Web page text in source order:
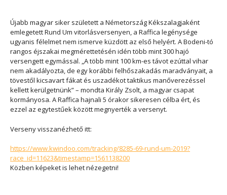
Újabb magyar siker született a Németország Kékszalagjaként
emlegetett Rund Um vitorlásversenyen, a Raffica legénysége
ugyanis félelmet nem ismerve küzdött az első helyért. A Bodeni-tó
rangos éjszakai megmérettetésén idén több mint 300 hajó
versengett egymással. „A több mint 100 km-es távot ezúttal vihar
nem akadályozta, de egy korábbi felhőszakadás maradványait, a
tövestől kicsavart fákat és uszadékot taktikus manőverezéssel
kellett kerülgetnünk” – mondta Király Zsolt, a magyar csapat
kormányosa. A Raffica hajnali 5 órakor sikeresen célba ért, és
ezzel az egytestűek között megnyerték a versenyt.
Verseny visszanézhető itt:
https://www.kwindoo.com/tracking/8285-69-rund-um-2019?
race_id=11623&timestamp=1561138200
Közben képeket is lehet nézegetni!